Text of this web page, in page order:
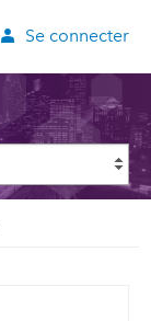
Se connecter